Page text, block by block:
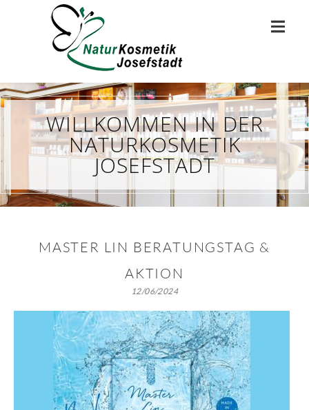
WILLKOMMEN IN DER
NATURKOSMETIK
JOSEFSTADT
MASTER LIN BERATUNGSTAG &
AKTION
12/06/2024